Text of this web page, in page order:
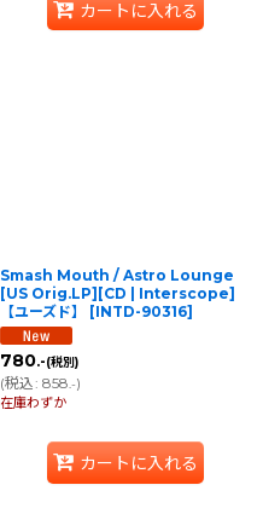
カートに入れる
Smash Mouth ‎/ Astro Lounge
[US Orig.LP][CD | Interscope]
【ユーズド】
[INTD-90316]
780.-(税別)
(税込: 858.-)
在庫わずか
カートに入れる